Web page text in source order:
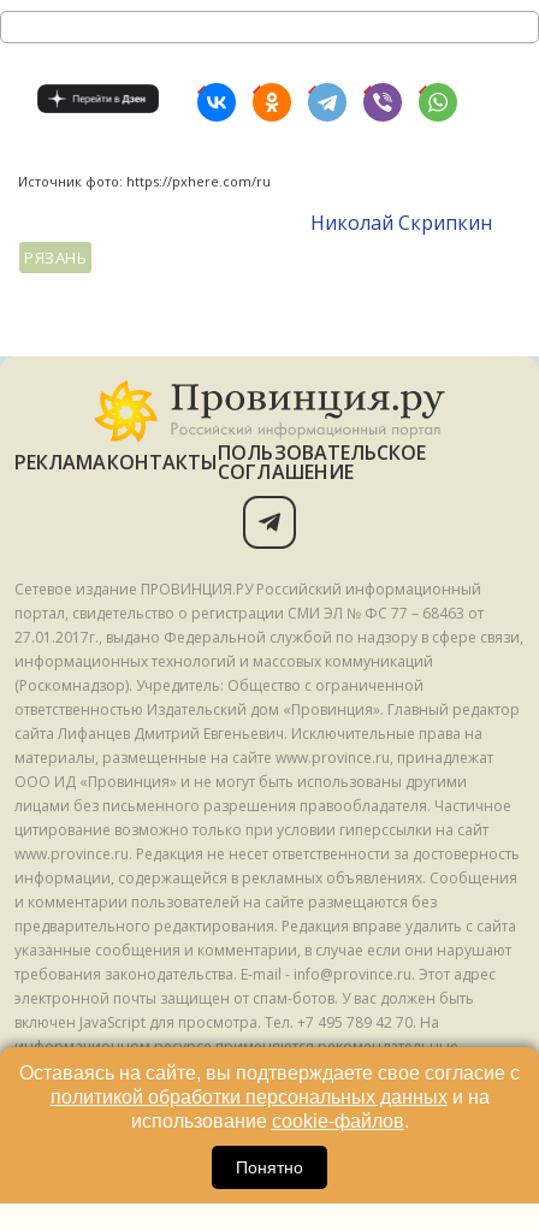
Источник фото: https://pxhere.com/ru
Николай Скрипкин
РЯЗАНЬ
РЕКЛАМАКОНТАКТЫПОЛЬЗОВАТЕЛЬСКОЕ
СОГЛАШЕНИЕ
Сетевое издание ПРОВИНЦИЯ.РУ Российский информационный
портал, свидетельство о регистрации СМИ ЭЛ № ФС 77 – 68463 от
27.01.2017г., выдано Федеральной службой по надзору в сфере связи,
информационных технологий и массовых коммуникаций
(Роскомнадзор). Учредитель: Общество с ограниченной
ответственностью Издательский дом «Провинция». Главный редактор
сайта Лифанцев Дмитрий Евгеньевич. Исключительные права на
материалы, размещенные на сайте www.province.ru, принадлежат
ООО ИД «Провинция» и не могут быть использованы другими
лицами без письменного разрешения правообладателя. Частичное
цитирование возможно только при условии гиперссылки на сайт
www.province.ru. Редакция не несет ответственности за достоверность
информации, содержащейся в рекламных объявлениях. Сообщения
и комментарии пользователей на сайте размещаются без
предварительного редактирования. Редакция вправе удалить с сайта
указанные сообщения и комментарии, в случае если они нарушают
требования законодательства. E-mail - info@province.ru. Этот адрес
электронной почты защищен от спам-ботов. У вас должен быть
включен JavaScript для просмотра. Tел. +7 495 789 42 70. На
информационном ресурсе применяются рекомендательные
технологии (информационные технологии предоставления
информации на основе сбора, систематизации и анализа сведений,
относящихся к предпочтениям пользователей сети "Интернет",
находящихся на территории Российской Федерации) © ООО ИД
Оставаясь на сайте, вы подтверждаете свое согласие с
политикой обработки персональных данныхи на
использование cookie-файлов.
Понятно